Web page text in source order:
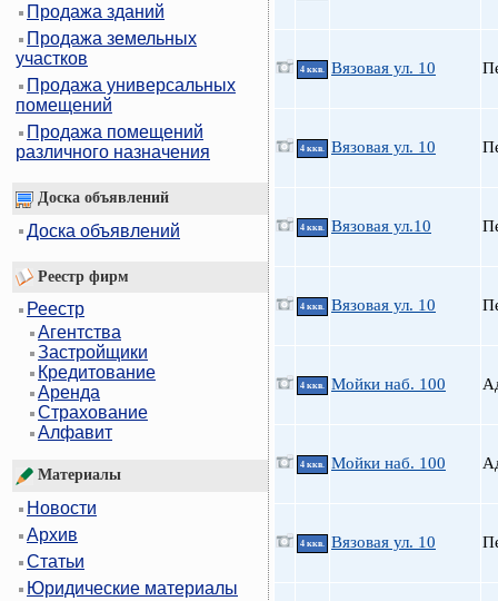
Продажа зданий
Продажа земельных
участков
Продажа универсальных
помещений
Продажа помещений
различного назначения
Доска объявлений
Доска объявлений
Реестр фирм
Реестр
Агентства
Застройщики
Кредитование
Аренда
Страхование
Алфавит
Материалы
Новости
Архив
Статьи
Юридические материалы
4 ккв. Вязовая ул. 10
4 ккв. Вязовая ул. 10
4 ккв. Вязовая ул.10
4 ккв. Вязовая ул. 10
4 ккв. Мойки наб. 100
4 ккв. Мойки наб. 100
4 ккв. Вязовая ул. 10